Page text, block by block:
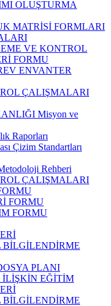
OLUŞTURMA
MATRİSİ FORMLARI
VE KONTROL
FORMU
ENVANTER
ÇALIŞMALARI
Misyon ve
Raporları
Çizim Standartları
Rehberi
ÇALIŞMALARI
FORMU
FORMU
BİLGİLENDİRME
PLANI
EĞİTİM
BİLGİLENDİRME